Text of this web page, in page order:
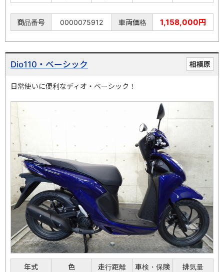
商品番号 0000075912 車両価格 1,158,000円
相模原
Dio110・ベーシック
日常使いに便利なディオ・ベーシック！
年式 色 走行距離 車検・保険
排気量